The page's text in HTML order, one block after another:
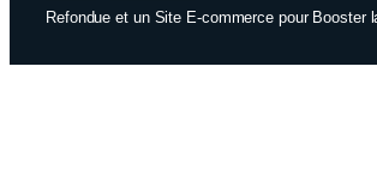
Refondue et un Site E-commerce pour Booster